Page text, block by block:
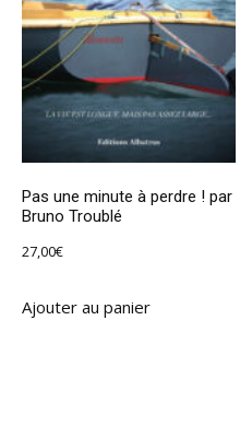
Pas une minute à perdre ! par
Bruno Troublé
27,00€
Ajouter au panier